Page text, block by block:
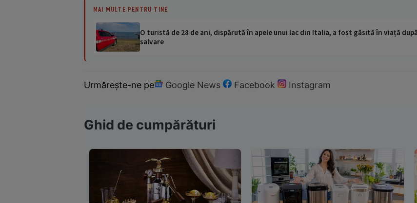
MAI MULTE PENTRU TINE
O turistă de 28 de ani, dispărută în apele unui lac din Italia, a fost găsită în viață
salvare
Urmărește-ne pe Google News Facebook Instagram
Ghid de cumpărături